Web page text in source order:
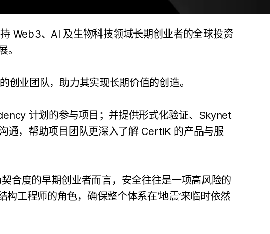
Web3、AI 及生物科技领域长期创业者的全球投资
。
创业团队，助力其实现长期价值的创造。
计划的参与项目；并提供形式化验证、Skynet
通，帮助项目团队更深入了解 CertiK 的产品与服
合度的早期创业者而言，安全往往是一项高风险的
工程师的角色，确保整个体系在‘地震’来临时依然